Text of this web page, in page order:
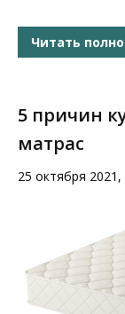
Читать
5 причин
матрас
25 октября 2021,